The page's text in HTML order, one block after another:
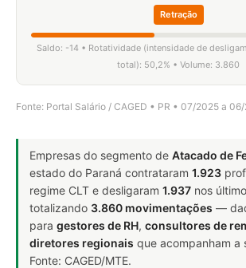
Retração
Saldo: -14 • Rotatividade (intensidade de
total): 50,2% • Volume: 3.860
Fonte: Portal Salário / CAGED • PR • 07/2025 a
Empresas do segmento de Atacado de
estado do Paraná contrataram 1.923
regime CLT e desligaram 1.937 nos
totalizando 3.860 movimentações —
para gestores de RH, consultores de
diretores regionais que acompanham a
Fonte: CAGED/MTE.